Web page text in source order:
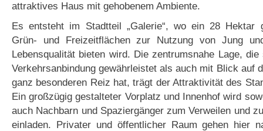
attraktives Haus mit gehobenem Ambiente.
Es entsteht im Stadtteil „Galerie“, wo ein 28 Hektar
Grün- und Freizeitflächen zur Nutzung von Jung
Lebensqualität bieten wird. Die zentrumsnahe Lage,
Verkehrsanbindung gewährleistet als auch mit Blick auf
ganz besonderen Reiz hat, trägt der Attraktivität des
Ein großzügig gestalteter Vorplatz und Innenhof wird
auch Nachbarn und Spaziergänger zum Verweilen und
einladen. Privater und öffentlicher Raum gehen hier